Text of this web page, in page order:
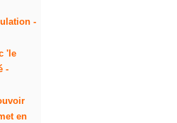
-
'le
-
en